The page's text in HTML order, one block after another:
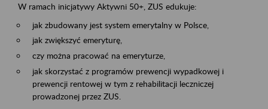
W ramach inicjatywy Aktywni 50+, ZUS edukuje:
jak zbudowany jest system emerytalny w Polsce,
jak zwiększyć emeryturę,
czy można pracować na emeryturze,
jak skorzystać z programów prewencji wypadkowej i
prewencji rentowej w tym z rehabilitacji leczniczej
prowadzonej przez ZUS.